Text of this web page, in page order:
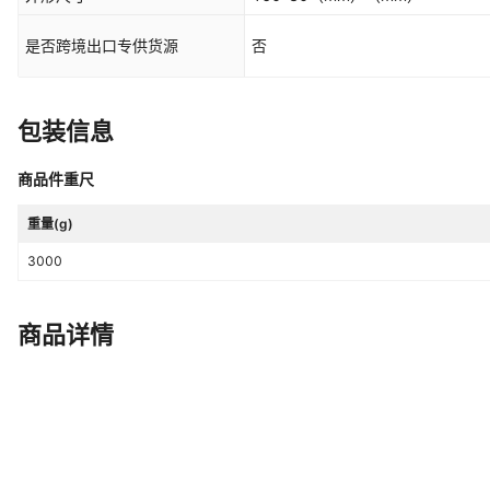
是否跨境出口专供货源 否
包装信息
商品件重尺
重量(g)
3000
商品详情